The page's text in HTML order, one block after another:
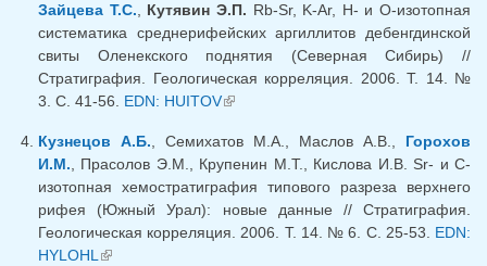
Зайцева Т.С.
Кутявин Э.П. Rb-Sr, K-Ar, H- и O-изотопная
систематика среднерифейских аргиллитов дебенгдинской
свиты Оленекского поднятия (Северная Сибирь) //
Стратиграфия. Геологическая корреляция. 2006. Т. 14. №
3. С. 41-56. EDN: HUITOV(внешняя ссылка)
Кузнецов А.Б. , Семихатов М.А., Маслов А.В., Горохов
И.М. , Прасолов Э.М., Крупенин М.Т., Кислова И.В. Sr- и С-
изотопная хемостратиграфия типового разреза верхнего
рифея (Южный Урал): новые данные // Стратиграфия.
Геологическая корреляция. 2006. Т. 14. № 6. С. 25-53. EDN:
HYLOHL (внешняя ссылка)